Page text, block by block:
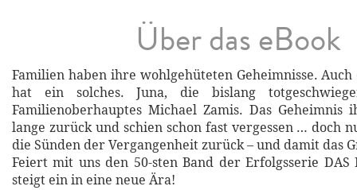
Über das eBook
Familien haben ihre wohlgehüteten Geheimnisse. Auch
hat ein solches. Juna, die bislang
Familienoberhauptes Michael Zamis. Das
lange zurück und schien schon fast vergessen … doch
die Sünden der Vergangenheit zurück – und damit das
Feiert mit uns den 50-sten Band der Erfolgsserie DAS
steigt ein in eine neue Ära!